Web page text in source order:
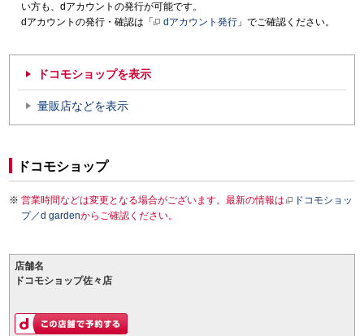
い方も、dアカウントの発行が可能です。
dアカウントの発行・確認は「
dアカウント発行 」でご確認ください。
ドコモショップを表示
量販店などを表示
ドコモショップ
営業時間などは変更となる場合がございます。最新の情報は
ドコモショッ
プ／d gardenからご確認ください。
店舗名
ドコモショップ佐々店